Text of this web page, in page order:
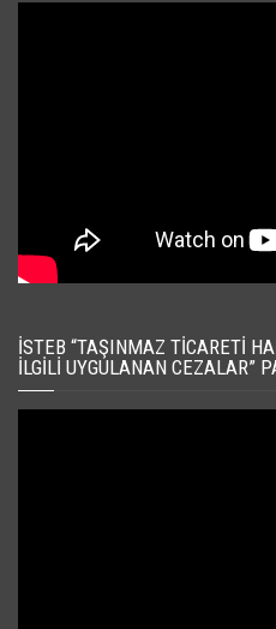
İSTEB “TAŞINMAZ TICARETI
İLGILI UYGULANAN CEZALAR”